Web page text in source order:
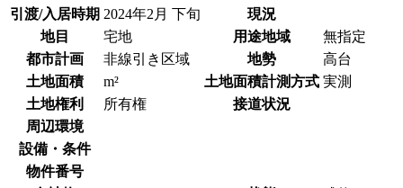
引渡/入居時期 2024年2月 下旬
現況
地目
宅地 用途地域
無指定
都市計画
非線引き区域 地勢
高台
土地面積
m² 土地面積計測方式 実測
土地権利
所有権
接道状況
周辺環境
設備・条件
物件番号